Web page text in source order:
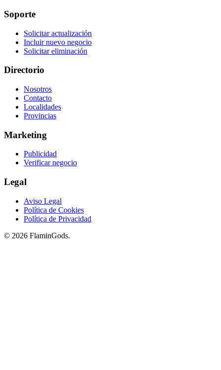
Soporte
Solicitar actualización
Incluir nuevo negocio
Solicitar eliminación
Directorio
Nosotros
Contacto
Localidades
Provincias
Marketing
Publicidad
Verificar negocio
Legal
Aviso Legal
Política de Cookies
Política de Privacidad
© 2026 FlaminGods.